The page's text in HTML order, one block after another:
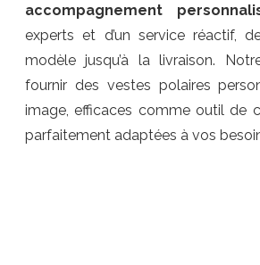
accompagnement
experts et d’un service réactif,
modèle jusqu’à la livraison.
fournir des vestes polaires
image, efficaces comme outil de
parfaitement adaptées à vos